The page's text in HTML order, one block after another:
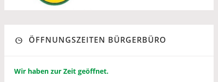
ÖFFNUNGSZEITEN BÜRGERBÜRO
Wir haben zur Zeit geöffnet.